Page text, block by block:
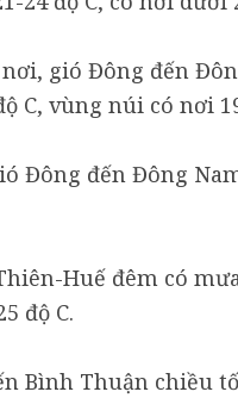
gió Đông đến
C, vùng núi có nơi
Đông đến Đông
Huế đêm có
độ C.
Bình Thuận chiều